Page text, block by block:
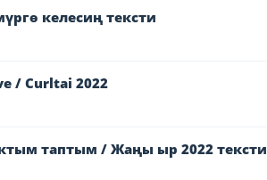
келесиң тексти
/ Curltai 2022
таптым / Жаңы ыр 2022 тексти